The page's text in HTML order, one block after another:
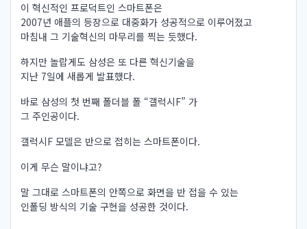
이 혁신적인 프로덕트인 스마트폰은
2007년 애플의 등장으로 대중화가 성공적으로 이루어졌고
마침내 그 기술혁신의 마무리를 찍는 듯했다.
하지만 놀랍게도 삼성은 또 다른 혁신기술을
지난 7일에 새롭게 발표했다.
바로 삼성의 첫 번째 폴더블 폴 “갤럭시F” 가
그 주인공이다.
갤럭시F 모델은 반으로 접히는 스마트폰이다.
이게 무슨 말이냐고?
말 그대로 스마트폰의 안쪽으로 화면을 반 접을 수 있는
인폴딩 방식의 기술 구현을 성공한 것이다.